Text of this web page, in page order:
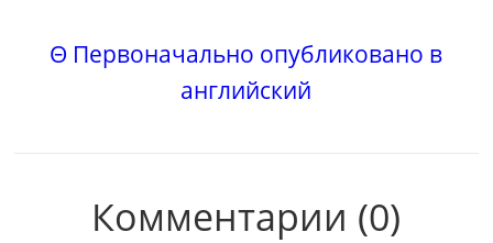
Θ Первоначально опубликовано в
английский
Комментарии (0)